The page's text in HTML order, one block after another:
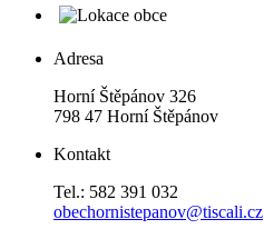
Adresa
Horní Štěpánov 326
798 47 Horní Štěpánov
Kontakt
Tel.: 582 391 032
obechornistepanov@tiscali.cz